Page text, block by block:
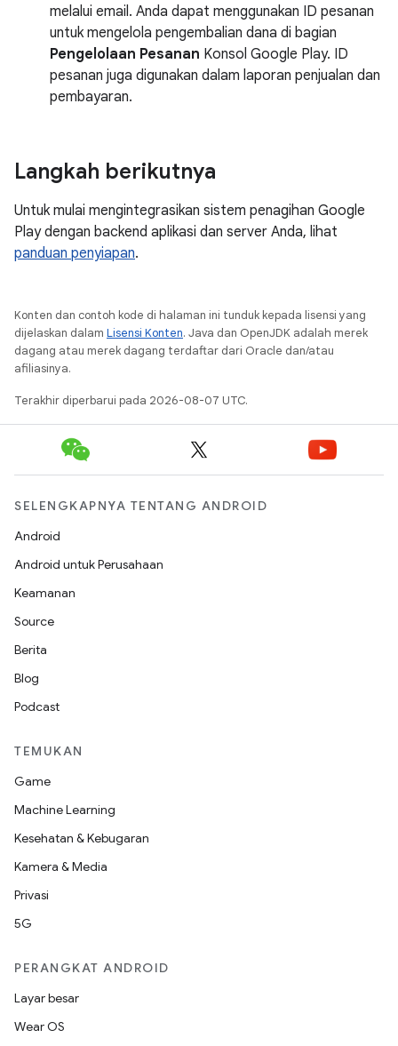
melalui email. Anda dapat menggunakan ID pesanan
untuk mengelola pengembalian dana di bagian
Pengelolaan Pesanan Konsol Google Play. ID
pesanan juga digunakan dalam laporan penjualan dan
pembayaran.
Langkah berikutnya
Untuk mulai mengintegrasikan sistem penagihan Google
Play dengan backend aplikasi dan server Anda, lihat
panduan penyiapan.
Konten dan contoh kode di halaman ini tunduk kepada lisensi yang
dijelaskan dalam Lisensi Konten. Java dan OpenJDK adalah merek
dagang atau merek dagang terdaftar dari Oracle dan/atau
afiliasinya.
Terakhir diperbarui pada 2026-08-07 UTC.
SELENGKAPNYA TENTANG ANDROID
Android
Android untuk Perusahaan
Keamanan
Source
Berita
Blog
Podcast
TEMUKAN
Game
Machine Learning
Kesehatan & Kebugaran
Kamera & Media
Privasi
5G
PERANGKAT ANDROID
Layar besar
Wear OS